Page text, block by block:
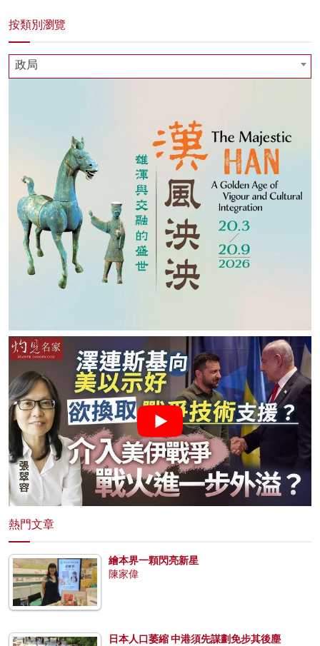
按類別瀏覽
政局
熱門文章
繪本界一顆閃亮新星
陳家偉
日本人口萎縮 中港須先謀劃免步其後塵